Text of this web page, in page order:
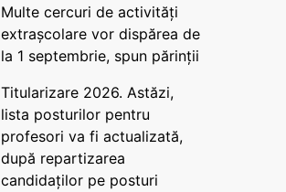
Multe cercuri de activități
extrașcolare vor dispărea de
la 1 septembrie, spun părinții
Titularizare 2026. Astăzi,
lista posturilor pentru
profesori va fi actualizată,
după repartizarea
candidaților pe posturi